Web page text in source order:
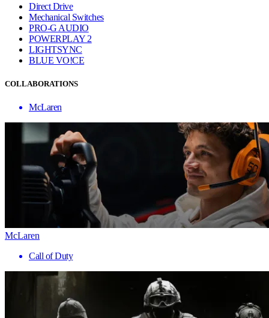
Direct Drive
Mechanical Switches
PRO-G AUDIO
POWERPLAY 2
LIGHTSYNC
BLUE VO!CE
COLLABORATIONS
McLaren
McLaren
Call of Duty